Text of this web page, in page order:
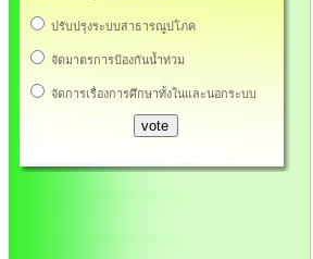
ปรับปรุงระบบสาธารณูปโภค
จัดมาตรการป้องกันน้ำท่วม
จัดการเรื่องการศึกษาทั้งในและนอกระบบ